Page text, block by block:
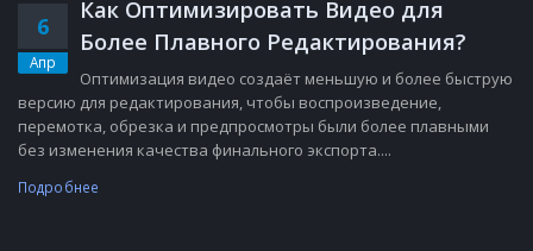
6
Апр
Как Оптимизировать Видео для
Более Плавного Редактирования?
Оптимизация видео создаёт меньшую и более быструю
версию для редактирования, чтобы воспроизведение,
перемотка, обрезка и предпросмотры были более плавными
без изменения качества финального экспорта....
Подробнее